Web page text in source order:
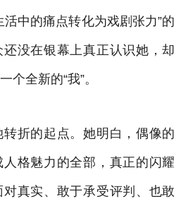
活中的痛点转化为戏剧张力”的
没在银幕上真正认识她，却
个全新的“我”。
折的起点。她明白，偶像的
格魅力的全部，真正的闪耀
真实、敢于承受评判、也敢